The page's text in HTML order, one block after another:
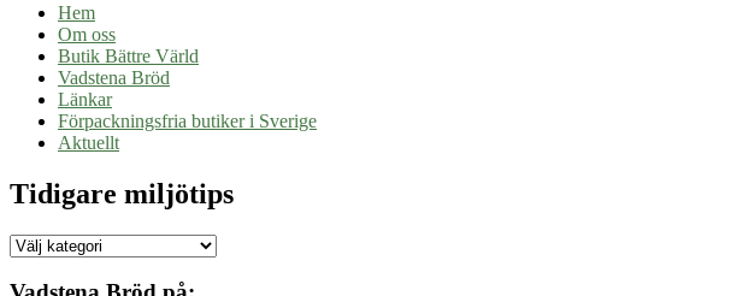
Hem
Om oss
Butik Bättre Värld
Vadstena Bröd
Länkar
Förpackningsfria butiker i Sverige
Aktuellt
Tidigare miljötips
Tidigare